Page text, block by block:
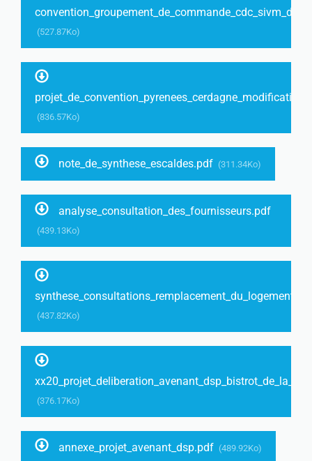
(527.87Ko)
(836.57Ko)
note_de_synthese_escaldes.pdf (311.34Ko)
analyse_consultation_des_fournisseurs.pdf
(439.13Ko)
(437.82Ko)
(376.17Ko)
annexe_projet_avenant_dsp.pdf (489.92Ko)